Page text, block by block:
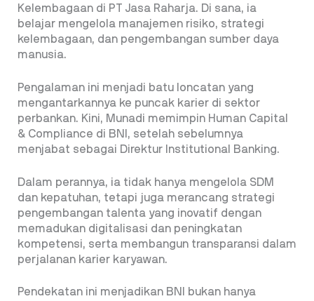
Kelembagaan di PT Jasa Raharja. Di sana, ia
belajar mengelola manajemen risiko, strategi
kelembagaan, dan pengembangan sumber daya
manusia.
Pengalaman ini menjadi batu loncatan yang
mengantarkannya ke puncak karier di sektor
perbankan. Kini, Munadi memimpin Human Capital
& Compliance di BNI, setelah sebelumnya
menjabat sebagai Direktur Institutional Banking.
Dalam perannya, ia tidak hanya mengelola SDM
dan kepatuhan, tetapi juga merancang strategi
pengembangan talenta yang inovatif dengan
memadukan digitalisasi dan peningkatan
kompetensi, serta membangun transparansi dalam
perjalanan karier karyawan.
Pendekatan ini menjadikan BNI bukan hanya